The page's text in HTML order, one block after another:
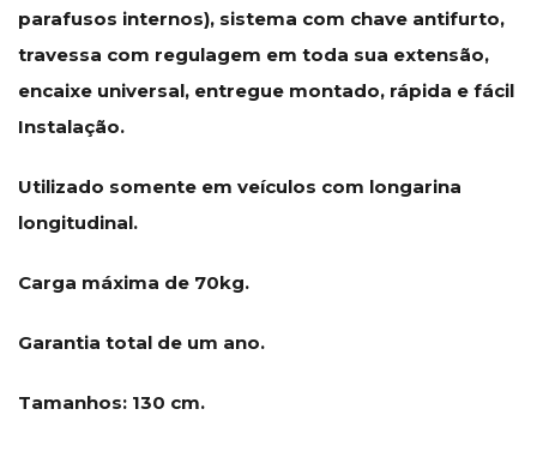
parafusos internos), sistema com chave antifurto,
travessa com regulagem em toda sua extensão,
encaixe universal, entregue montado, rápida e fácil
Instalação.
Utilizado somente em veículos com longarina
longitudinal.
Carga máxima de 70kg.
Garantia total de um ano.
Tamanhos: 130 cm.